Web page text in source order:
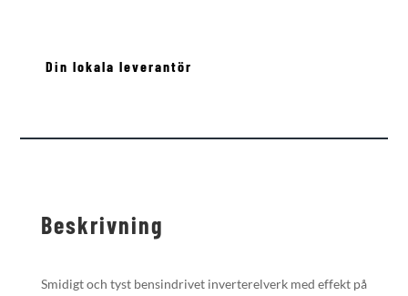
Din lokala leverantör
Beskrivning
Smidigt och tyst bensindrivet inverterelverk med effekt på